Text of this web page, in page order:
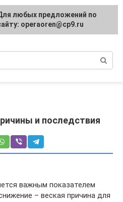
и сердца,
и последствия
важным показателем
– веская причина для
любых предложений по
operaoren@cp9.ru